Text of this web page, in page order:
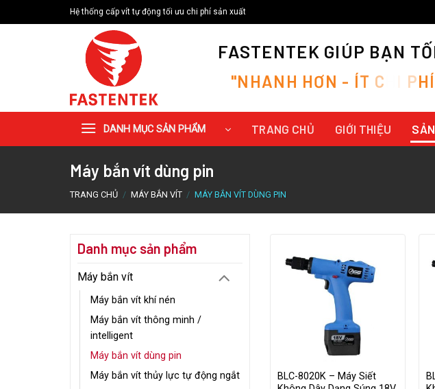
qua
Hệ thống cấp vít tự động tối ưu chi phí sản xuất
FASTENTEK GIÚP BẠN
"N HAN H HƠN - ÍT C PHÍ
DANH MỤC SẢN PHẨM TRANG CHỦ GIỚI THIỆU
Máy bắn vít dùng pin
TRANG CHỦ / MÁY BẮN VÍT / MÁY BẮN VÍT DÙNG PIN
Danh mục sản phẩm
Máy bắn vít
Máy bắn vít khí nén
Máy bắn vít thông minh /
intelligent
Máy bắn vít dùng pin
Máy bắn vít thủy lực tự động ngắt
BLC-8020K – Máy Siết